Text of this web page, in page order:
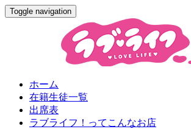
Toggle navigation
ホーム
在籍生徒一覧
出席表
ラブライフ！ってこんなお店